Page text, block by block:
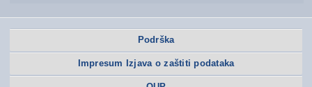
Podrška
Impresum Izjava o zaštiti podataka